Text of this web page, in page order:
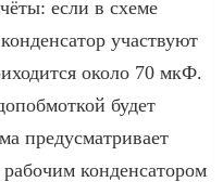
если в схеме
участвуют
около 70 мкФ.
будет
предусматривает
конденсатором